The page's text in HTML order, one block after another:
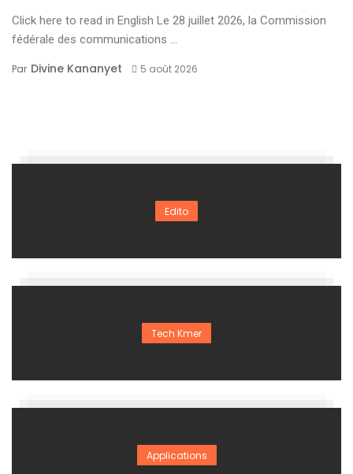
Click here to read in English Le 28 juillet 2026, la Commission
fédérale des communications ...
Par Divine Kananyet 5 août 2026
Edito
Tech Kmer
Applications